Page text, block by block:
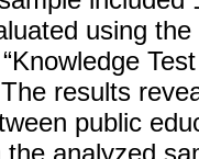
using
results
public